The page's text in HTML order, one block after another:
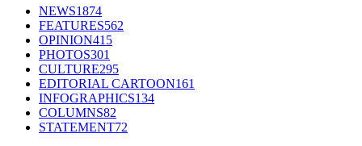
NEWS1874
FEATURES562
OPINION415
PHOTOS301
CULTURE295
EDITORIAL CARTOON161
INFOGRAPHICS134
COLUMNS82
STATEMENT72